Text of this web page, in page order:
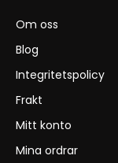
Om oss
Blog
Integritetspolicy
Frakt
Mitt konto
Mina ordrar